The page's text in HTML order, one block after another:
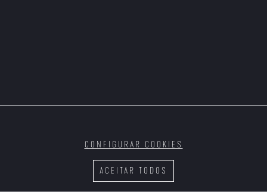
ACEITAR TODOS
CONFIGURAR COOKIES